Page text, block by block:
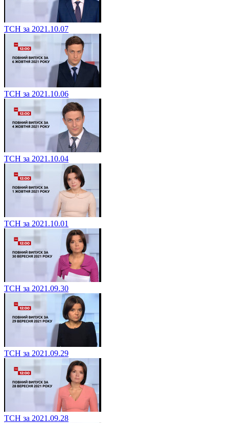
ТСН за 2021.10.07
ТСН за 2021.10.06
ТСН за 2021.10.04
ТСН за 2021.10.01
ТСН за 2021.09.30
ТСН за 2021.09.29
ТСН за 2021.09.28